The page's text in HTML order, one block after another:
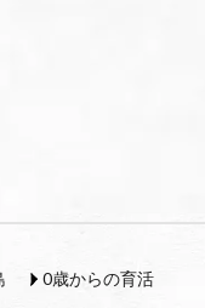
0歳からの育活